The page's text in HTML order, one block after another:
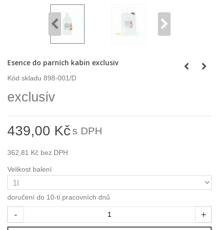
Esence do parních kabin exclusiv
Kód skladu 898-001/D
exclusiv
439,00 Kčs DPH
362,81 Kč bez DPH
Velikost balení
doručení do 10-ti pracovních dnů
- +